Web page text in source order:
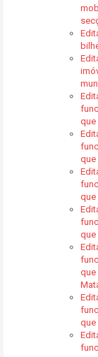
que
que
que
que
que
que